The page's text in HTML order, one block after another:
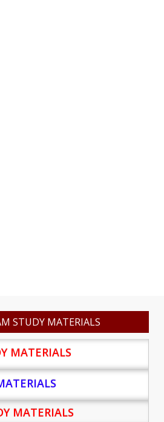
STUDY MATERIALS
MATERIALS
MATERIALS